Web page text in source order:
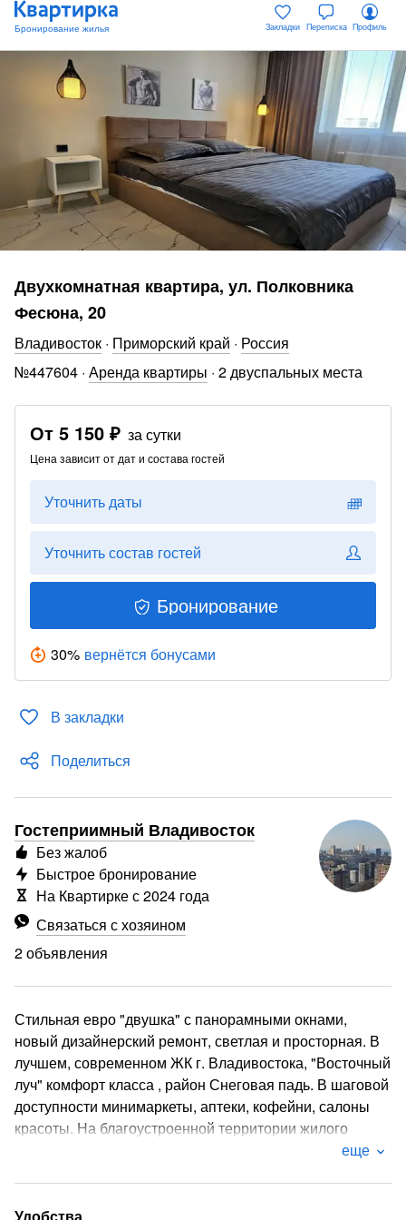
Закладки Переписка Профиль
Двухкомнатная квартира, ул. Полковника
Фесюна, 20
Владивосток · Приморский край · Россия
№447604 · Аренда квартиры · 2 двуспальных места
От 5 150 ₽ за сутки
Цена зависит от дат и состава гостей
Уточнить даты
Уточнить состав гостей
Бронирование
30% вернётся бонусами
В закладки
Поделиться
Гостеприимный Владивосток
Связаться с хозяином
2 объявления
Без жалоб
Быстрое бронирование
На Квартирке с 2024 года
Стильная евро "двушка" с панорамными окнами,
новый дизайнерский ремонт, светлая и просторная. В
лучшем, современном ЖК г. Владивостока, "Восточный
луч" комфорт класса , район Снеговая падь. В шаговой
доступности минимаркеты, аптеки, кофейни, салоны
красоты. На благоустроенной территории жилого
комплекса есть, все необходимое для гостей любого
районе с развитой инфраструктурой, выездом на
еще